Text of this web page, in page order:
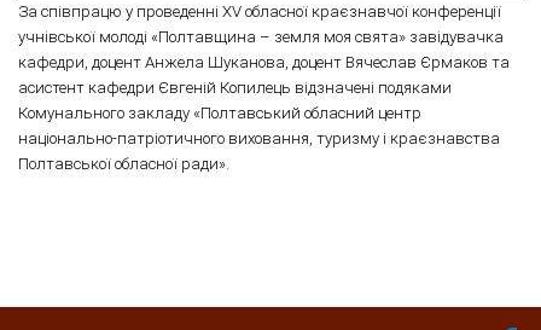
За співпрацю у проведенні XV обласної краєзнавчої конференції
учнівської молоді «Полтавщина – земля моя свята» завідувачка
кафедри, доцент Анжела Шуканова, доцент Вячеслав Єрмаков та
асистент кафедри Євгеній Копилець відзначені подяками
Комунального закладу «Полтавський обласний центр
національно-патріотичного виховання, туризму і краєзнавства
Полтавської обласної ради».